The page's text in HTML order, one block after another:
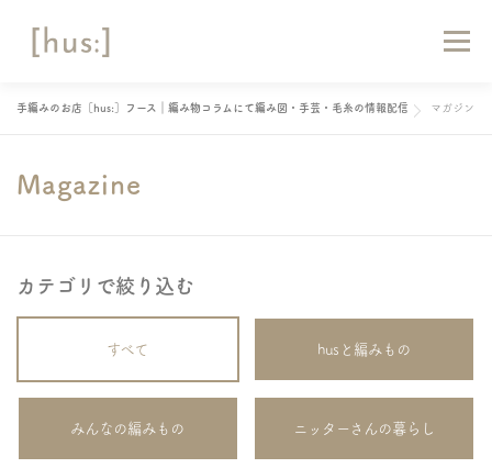
メニュー
ショップリスト
手編みのお店［hus:］フース｜編み物コラムにて編み図・手芸・毛糸の情報配信 マガジン
Magazine
カテゴリで絞り込む
すべて husと編みもの
みんなの編みもの ニッターさんの暮らし